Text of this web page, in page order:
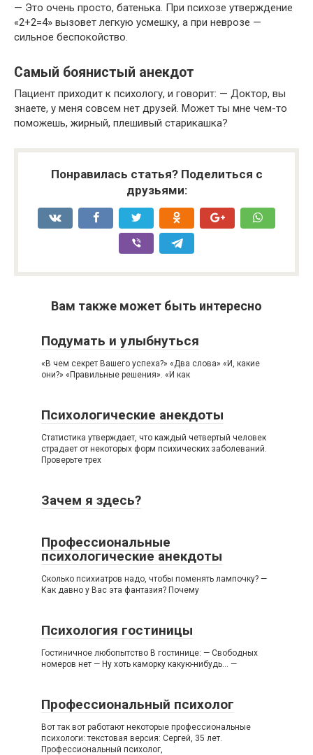
— Это очень просто, батенька. При психозе утверждение
«2+2=4» вызовет легкую усмешку, а при неврозе —
сильное беспокойство.
Самый боянистый анекдот
Пациент приходит к психологу, и говорит: — Доктор, вы
знаете, у меня совсем нет друзей. Может ты мне чем-то
поможешь, жирный, плешивый старикашка?
Понравилась статья? Поделиться с
друзьями:
Вам также может быть интересно
Подумать и улыбнуться
«В чем секрет Вашего успеха?» «Два слова» «И, какие
они?» «Правильные решения». «И как
Психологические анекдоты
Статистика утверждает, что каждый четвертый человек
страдает от некоторых форм психических заболеваний.
Проверьте трех
Зачем я здесь?
Профессиональные
психологические анекдоты
Сколько психиатров надо, чтобы поменять лампочку? —
Как давно у Вас эта фантазия? Почему
Психология гостиницы
Гостиничное любопытство В гостинице: — Свободных
номеров нет — Ну хоть каморку какую-нибудь… —
Профессиональный психолог
Вот так вот работают некоторые профессиональные
психологи: текстовая версия: Сергей, 35 лет.
Профессиональный психолог,